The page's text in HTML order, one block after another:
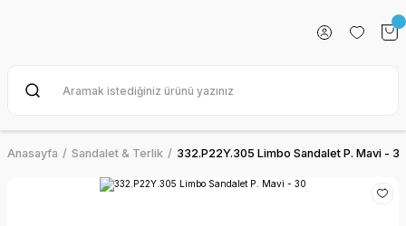
Anasayfa Sandalet & Terlik 332.P22Y.305 Limbo Sandalet P. Mavi - 30